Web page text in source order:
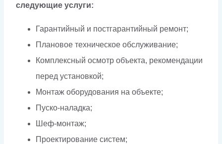
следующие услуги:
Гарантийный и постгарантийный ремонт;
Плановое техническое обслуживание;
Комплексный осмотр объекта, рекомендации
перед установкой;
Монтаж оборудования на объекте;
Пуско-наладка;
Шеф-монтаж;
Проектирование систем;